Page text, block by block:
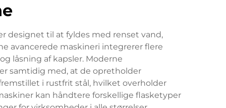
designet til at fyldes med renset vand,
avancerede maskineri integrerer flere
låsning af kapsler. Moderne
samtidig med, at de opretholder
i rustfrit stål, hvilket overholder
kan håndtere forskellige flasketyper